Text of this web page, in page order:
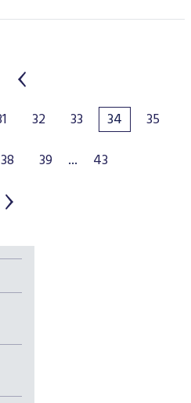
32 33 34
35
38 39 ... 43